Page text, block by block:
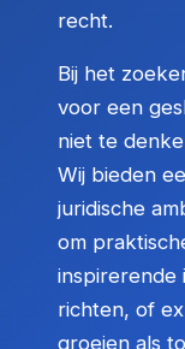
recht.
Bij het
voor een
niet te
Wij bieden
juridische
om
inspirerende
richten, of
groeien als